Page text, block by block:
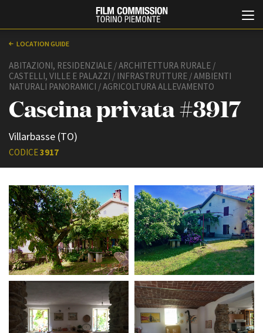
ABOUT
Chi siamo
Storia della Fondazione
Contatti
La sede
Partner
Rete regionale
Bilancio sociale
Amministrazione
trasparente
Bandi e gare
EVENTI, SPECIALI
Anteprime in Piemonte
TFI Torino Film Industry -
Production Days
Avenue Cove - Erasmus +
Guarda che storia!
La Grazia - Immagini e
location della Torino di Paolo
Sorrentino
Open Day
Ciak in TOur!
LOCATION GUIDE
ABITAZIONI, RESIDENZIALE / ARCHITETTURA RURALE /
CASTELLI, VILLE E PALAZZI / INFRASTRUTTURE / AMBIENTI
NATURALI PANORAMICI / AGRICOLTURA ALLEVAMENTO
Cascina privata #3917
Villarbasse (TO)
CODICE3917